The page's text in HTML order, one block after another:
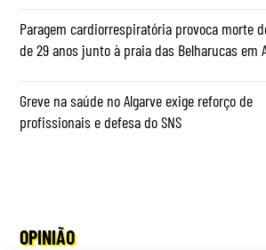
Paragem cardiorrespiratória provoca morte
de 29 anos junto à praia das Belharucas em
Greve na saúde no Algarve exige reforço de
profissionais e defesa do SNS
OPINIÃO